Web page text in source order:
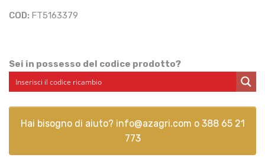
COD: FT5163379
Sei in possesso del codice prodotto?
Hai bisogno di aiuto? info@azagri.com o 388 65 21
773